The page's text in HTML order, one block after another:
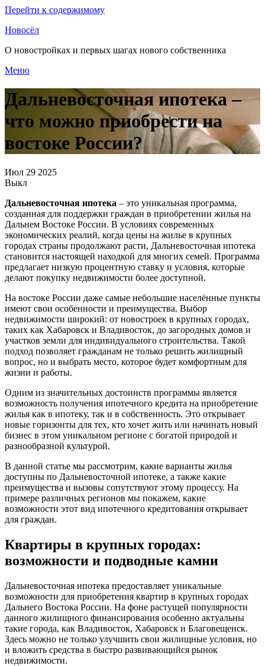
Перейти к содержимому
Новосёл
О новостройках и первых шагах нового собственника
Меню
Дальневосточная ипотека –
что можно приобрести на
востоке России?
Июл 29 2025
Выкл
Дальневосточная ипотека – это уникальная программа,
созданная для поддержки граждан в приобретении жилья на
Дальнем Востоке России. В условиях современных
экономических реалий, когда цены на жилье в крупных
городах страны продолжают расти, Дальневосточная ипотека
становится настоящей находкой для многих семей. Программа
предлагает низкую процентную ставку и условия, которые
делают покупку недвижимости более доступной.
На востоке России даже самые небольшие населённые пункты
имеют свои особенности и преимущества. Выбор
недвижимости широкий: от новостроек в крупных городах,
таких как Хабаровск и Владивосток, до загородных домов и
участков земли для индивидуального строительства. Такой
подход позволяет гражданам не только решить жилищный
вопрос, но и выбрать место, которое будет комфортным для
жизни и работы.
Одним из значительных достоинств программы является
возможность получения ипотечного кредита на приобретение
жилья как в ипотеку, так и в собственность. Это открывает
новые горизонты для тех, кто хочет жить или начинать новый
бизнес в этом уникальном регионе с богатой природой и
разнообразной культурой.
В данной статье мы рассмотрим, какие варианты жилья
доступны по Дальневосточной ипотеке, а также какие
преимущества и вызовы сопутствуют этому процессу. На
примере различных регионов мы покажем, какие
возможности этот вид ипотечного кредитования открывает
для граждан.
Квартиры в крупных городах:
возможности и подводные камни
Дальневосточная ипотека предоставляет уникальные
возможности для приобретения квартир в крупных городах
Дальнего Востока России. На фоне растущей популярности
данного жилищного финансирования особенно актуальны
такие города, как Владивосток, Хабаровск и Благовещенск.
Здесь можно не только улучшить свои жилищные условия, но
и вложить средства в быстро развивающийся рынок
недвижимости.